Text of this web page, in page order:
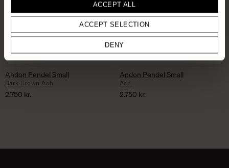
ACCEPT ALL
ACCEPT SELECTION
DENY
Andon Pendel Small
Dark Brown Ash
2.750 kr.
Andon Pendel Small
Ash
2.750 kr.